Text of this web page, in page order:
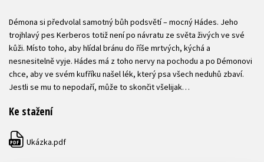
Démona si předvolal samotný bůh podsvětí – mocný Hádes. Jeho
trojhlavý pes Kerberos totiž není po návratu ze světa živých ve své
kůži. Místo toho, aby hlídal bránu do říše mrtvých, kýchá a
nesnesitelně vyje. Hádes má z toho nervy na pochodu a po Démonovi
chce, aby ve svém kufříku našel lék, který psa všech neduhů zbaví.
Jestli se mu to nepodaří, může to skončit všelijak…
Ke stažení
PDF Ukázka.pdf